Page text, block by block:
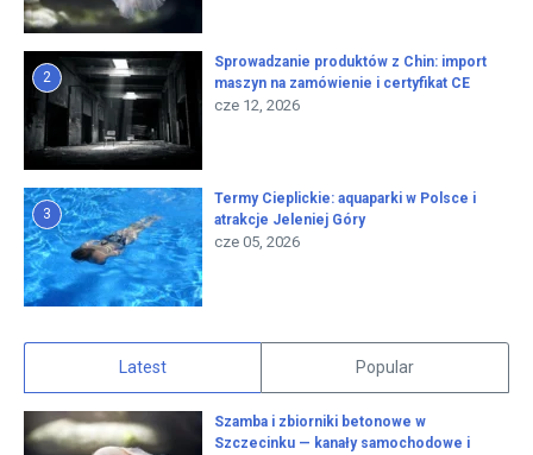
2
Sprowadzanie produktów z Chin: import
maszyn na zamówienie i certyfikat CE
cze 12, 2026
3
Termy Cieplickie: aquaparki w Polsce i
atrakcje Jeleniej Góry
cze 05, 2026
Latest Popular
Szamba i zbiorniki betonowe w
Szczecinku — kanały samochodowe i